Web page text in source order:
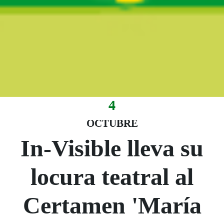
Fecha del evento
4
OCTUBRE
04 octubre
In-Visible lleva su
locura teatral al
Certamen 'María